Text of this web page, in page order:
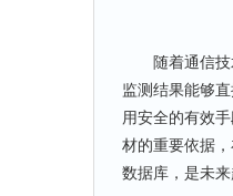
随着通信技术
监测结果能够
用安全的有效
材的重要依据
数据库，是未来